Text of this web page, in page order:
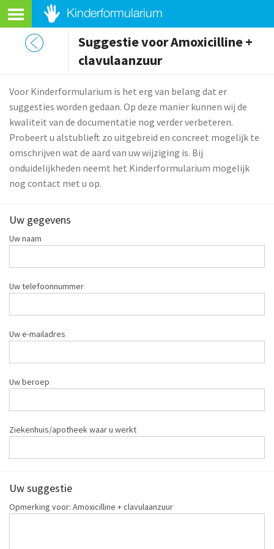
Suggestie voor Amoxicilline +
clavulaanzuur
Voor Kinderformularium is het erg van belang dat er
suggesties worden gedaan. Op deze manier kunnen wij de
kwaliteit van de documentatie nog verder verbeteren.
Probeert u alstublieft zo uitgebreid en concreet mogelijk te
omschrijven wat de aard van uw wijziging is. Bij
onduidelijkheden neemt het Kinderformularium mogelijk
nog contact met u op.
Uw gegevens
Uw naam
Uw telefoonnummer
Uw e-mailadres
Uw beroep
Ziekenhuis/apotheek waar u werkt
Uw suggestie
Opmerking voor: Amoxicilline + clavulaanzuur